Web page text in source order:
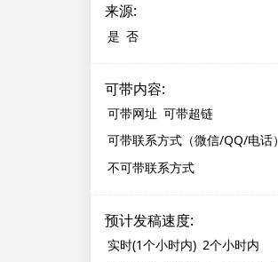
来源:
是 否
可带内容:
可带网址 可带超链
可带联系方式（微信/QQ/电话）
不可带联系方式
预计发稿速度:
实时(1个小时内) 2个小时内